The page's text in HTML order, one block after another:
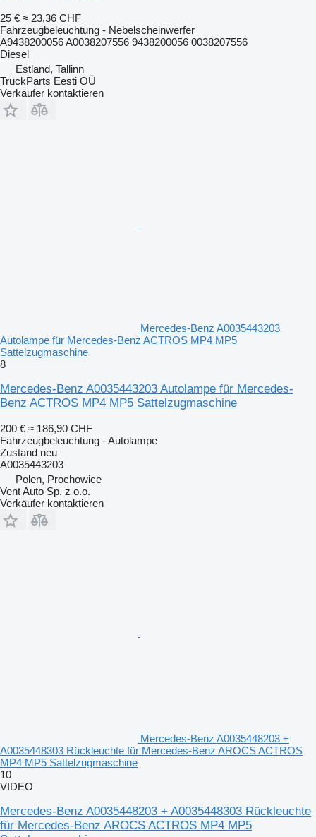
25 € ≈ 23,36 CHF
Fahrzeugbeleuchtung - Nebelscheinwerfer
A9438200056 A0038207556 9438200056 0038207556
Diesel
Estland, Tallinn
TruckParts Eesti OÜ
Verkäufer kontaktieren
Mercedes-Benz A0035443203
Autolampe für Mercedes-Benz ACTROS MP4 MP5
Sattelzugmaschine
8
Mercedes-Benz A0035443203 Autolampe für Mercedes-
Benz ACTROS MP4 MP5 Sattelzugmaschine
200 € ≈ 186,90 CHF
Fahrzeugbeleuchtung - Autolampe
Zustand neu
A0035443203
Polen, Prochowice
Vent Auto Sp. z o.o.
Verkäufer kontaktieren
Mercedes-Benz A0035448203 +
A0035448303 Rückleuchte für Mercedes-Benz AROCS ACTROS
MP4 MP5 Sattelzugmaschine
10
VIDEO
Mercedes-Benz A0035448203 + A0035448303 Rückleuchte
für Mercedes-Benz AROCS ACTROS MP4 MP5